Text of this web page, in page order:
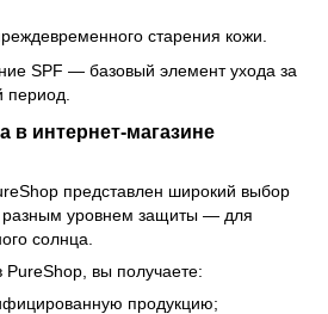
старения кожи.
SPF — базовый элемент ухода за
период.
в интернет-магазине
представлен широкий выбор
разным уровнем защиты — для
солнца.
PureShop, вы получаете:
продукцию;